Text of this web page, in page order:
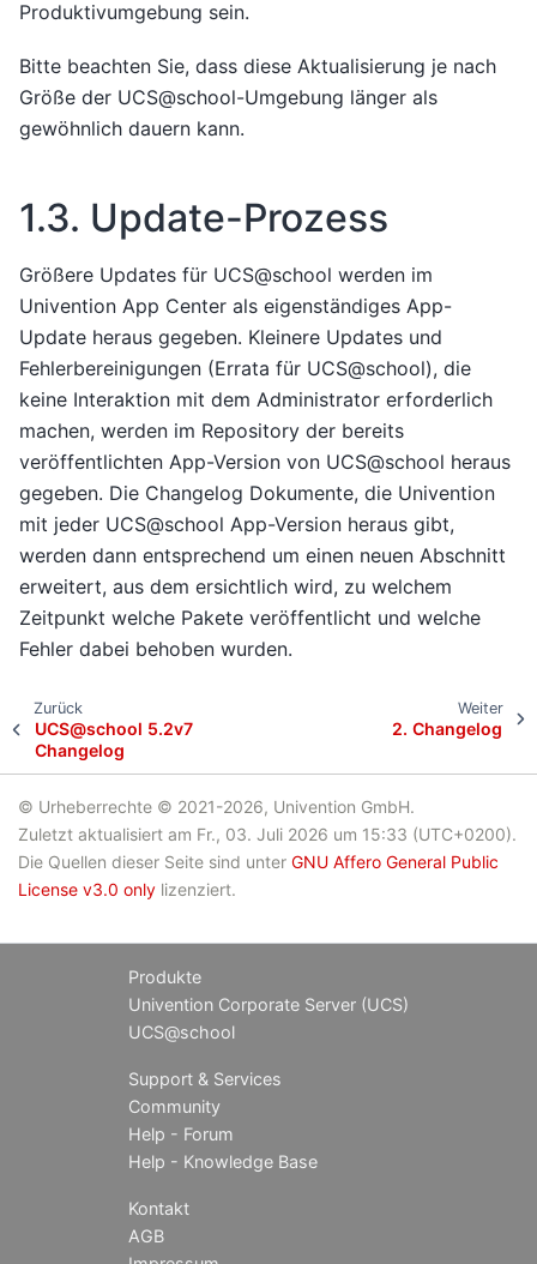
Produktivumgebung sein.
Bitte beachten Sie, dass diese Aktualisierung je nach
Größe der UCS@school-Umgebung länger als
gewöhnlich dauern kann.
1.3. Update-Prozess
Größere Updates für UCS@school werden im
Univention App Center als eigenständiges App-
Update heraus gegeben. Kleinere Updates und
Fehlerbereinigungen (Errata für UCS@school), die
keine Interaktion mit dem Administrator erforderlich
machen, werden im Repository der bereits
veröffentlichten App-Version von UCS@school heraus
gegeben. Die Changelog Dokumente, die Univention
mit jeder UCS@school App-Version heraus gibt,
werden dann entsprechend um einen neuen Abschnitt
erweitert, aus dem ersichtlich wird, zu welchem
Zeitpunkt welche Pakete veröffentlicht und welche
Fehler dabei behoben wurden.
Zurück
UCS@school 5.2v7
Changelog
Weiter
2.Changelog
© Urheberrechte © 2021-2026, Univention GmbH.
Zuletzt aktualisiert am Fr., 03. Juli 2026 um 15:33 (UTC+0200).
Die Quellen dieser Seite sind unter GNU Affero General Public
License v3.0 only lizenziert.
Produkte
Univention Corporate Server (UCS)
UCS@school
Support & Services
Community
Help - Forum
Help - Knowledge Base
Kontakt
AGB